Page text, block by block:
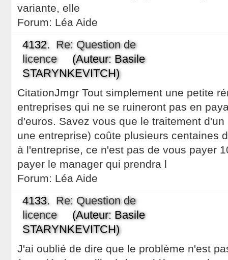
variante, elle
Forum: Léa Aide
4132. Re: Question de
licence(Auteur: Basile
STARYNKEVITCH)
CitationJmgr Tout simplement une petite
entreprises qui ne se ruineront pas en
d'euros. Savez vous que le traitement
une entreprise) coûte plusieurs centaines
à l'entreprise, ce n'est pas de vous payer
payer le manager qui prendra l
Forum: Léa Aide
4133. Re: Question de
licence(Auteur: Basile
STARYNKEVITCH)
J'ai oublié de dire que le problème n'est